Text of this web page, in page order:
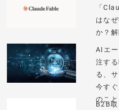
「
はな
か？
AIエ
注す
る、
今す
のこと
B2B